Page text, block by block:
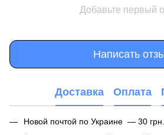
Добавьте первый
Написать
Доставка Оплата
Новой почтой по Украине — 30 грн.